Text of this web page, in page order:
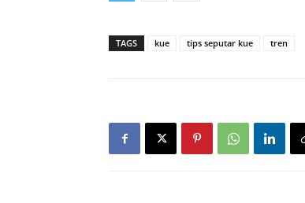
TAGS kue tips seputar kue tren